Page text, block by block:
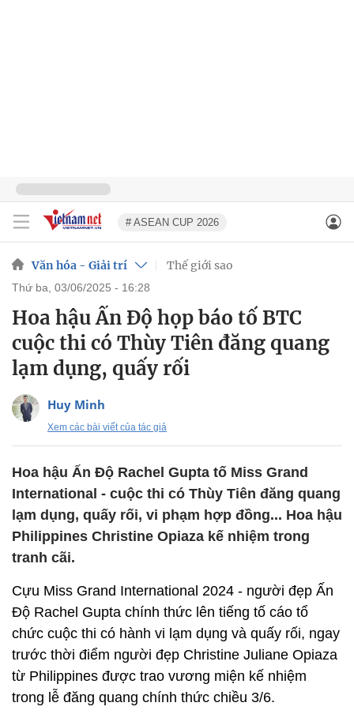
# ASEAN CUP 2026
Văn hóa - Giải trí Thế giới sao
thứ ba, 03/06/2025 - 16:28
Hoa hậu Ấn Độ họp báo tố BTC
cuộc thi có Thùy Tiên đăng quang
lạm dụng, quấy rối
Huy Minh
Xem các bài viết của tác giả
Hoa hậu Ấn Độ Rachel Gupta tố Miss Grand
International - cuộc thi có Thùy Tiên đăng quang
lạm dụng, quấy rối, vi phạm hợp đồng... Hoa hậu
Philippines Christine Opiaza kế nhiệm trong
tranh cãi.
Cựu Miss Grand International 2024 - người đẹp Ấn
Độ Rachel Gupta chính thức lên tiếng tố cáo tổ
chức cuộc thi có hành vi lạm dụng và quấy rối, ngay
trước thời điểm người đẹp Christine Juliane Opiaza
từ Philippines được trao vương miện kế nhiệm
trong lễ đăng quang chính thức chiều 3/6.